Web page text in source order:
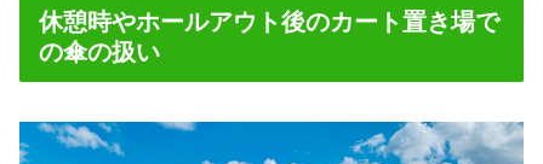
休憩時やホールアウト後のカート置き場で
の傘の扱い